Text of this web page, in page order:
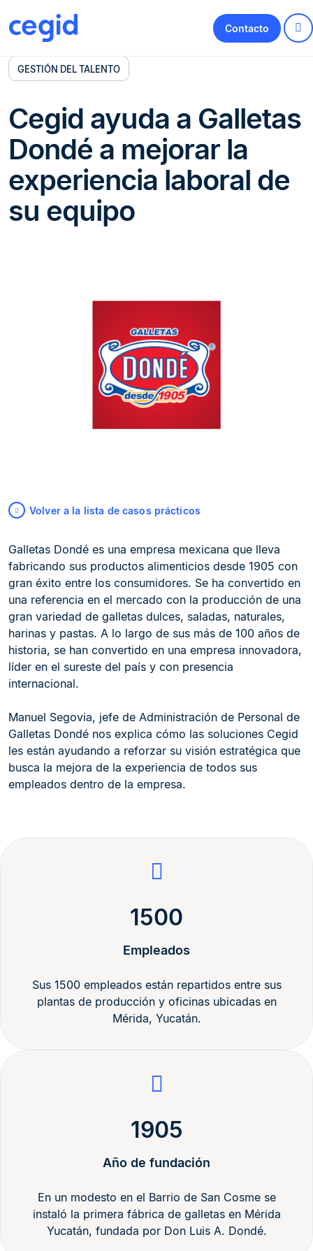
Contacto
GESTIÓN DEL TALENTO
Cegid ayuda a Galletas
Dondé a mejorar la
experiencia laboral de
su equipo
Volver a la lista de casos prácticos
Galletas Dondé es una empresa mexicana que lleva
fabricando sus productos alimenticios desde 1905 con
gran éxito entre los consumidores. Se ha convertido en
una referencia en el mercado con la producción de una
gran variedad de galletas dulces, saladas, naturales,
harinas y pastas. A lo largo de sus más de 100 años de
historia, se han convertido en una empresa innovadora,
líder en el sureste del país y con presencia
internacional.
Manuel Segovia, jefe de Administración de Personal de
Galletas Dondé nos explica cómo las soluciones Cegid
les están ayudando a reforzar su visión estratégica que
busca la mejora de la experiencia de todos sus
empleados dentro de la empresa.
1500
Empleados
Sus 1500 empleados están repartidos entre sus
plantas de producción y oficinas ubicadas en
Mérida, Yucatán.
1905
Año de fundación
En un modesto en el Barrio de San Cosme se
instaló la primera fábrica de galletas en Mérida
Yucatán, fundada por Don Luis A. Dondé.